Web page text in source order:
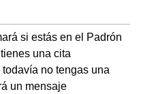
si estás en el Padrón
una cita
no tengas una
un mensaje